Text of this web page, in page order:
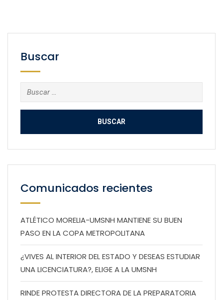
Buscar
Buscar:
Comunicados recientes
ATLÉTICO MORELIA-UMSNH MANTIENE SU BUEN
PASO EN LA COPA METROPOLITANA
¿VIVES AL INTERIOR DEL ESTADO Y DESEAS ESTUDIAR
UNA LICENCIATURA?, ELIGE A LA UMSNH
RINDE PROTESTA DIRECTORA DE LA PREPARATORIA